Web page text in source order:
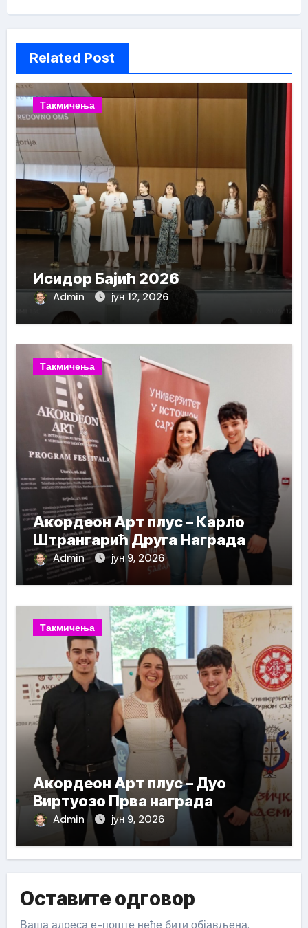
Related Post
Такмичења
Исидор Бајић 2026
Admin јун 12, 2026
Такмичења
Акордеон Арт плус – Карло
Штрангарић Друга Награда
Admin јун 9, 2026
Такмичења
Акордеон Арт плус – Дуо
Виртуозо Прва награда
Admin јун 9, 2026
Оставите одговор
Ваша адреса е-поште неће бити објављена.